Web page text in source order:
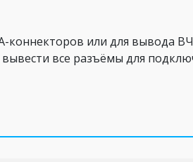
коннекторов или для вывода
все разъёмы для